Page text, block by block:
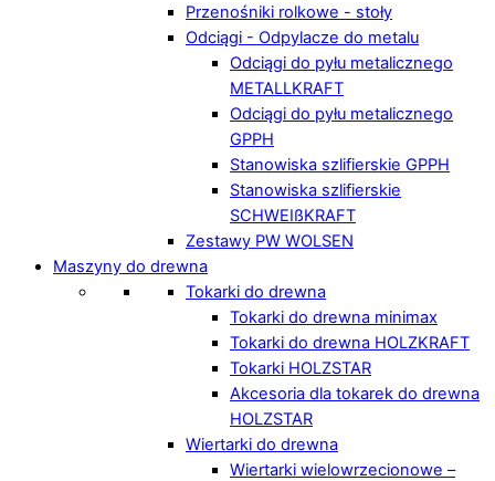
Przenośniki rolkowe - stoły
Odciągi - Odpylacze do metalu
Odciągi do pyłu metalicznego
METALLKRAFT
Odciągi do pyłu metalicznego
GPPH
Stanowiska szlifierskie GPPH
Stanowiska szlifierskie
SCHWEIßKRAFT
Zestawy PW WOLSEN
Maszyny do drewna
Tokarki do drewna
Tokarki do drewna minimax
Tokarki do drewna HOLZKRAFT
Tokarki HOLZSTAR
Akcesoria dla tokarek do drewna
HOLZSTAR
Wiertarki do drewna
Wiertarki wielowrzecionowe –